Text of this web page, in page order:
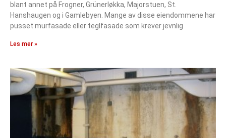
blant annet på Frogner, Grünerløkka, Majorstuen, St.
Hanshaugen og i Gamlebyen. Mange av disse eiendommene har
pusset murfasade eller teglfasade som krever jevnlig
Les mer »